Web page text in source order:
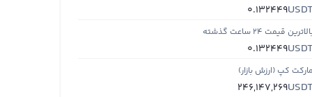
0.132449
قیمت ۲۴ ساعت گذشته
0.132449
مارکت کپ (ارزش بازار)
246,147,269